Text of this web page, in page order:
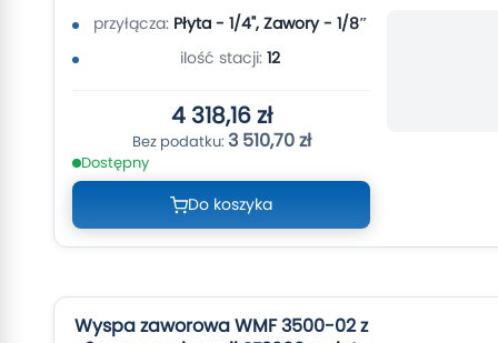
przyłącza: Płyta - 1/4", Zawory - 1/8″
ilość stacji: 12
4 318,16 zł
3 510,70 zł
Dostępny
Do koszyka
Wyspa zaworowa WMF 3500-02 z